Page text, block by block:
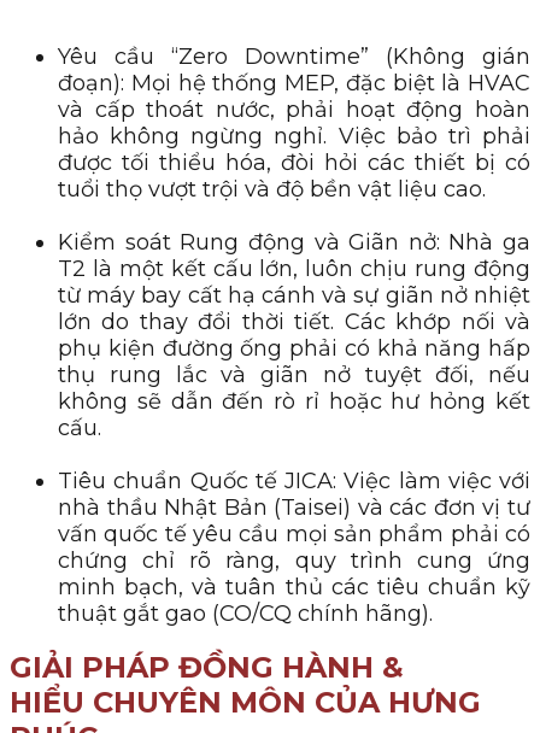
Yêu cầu “Zero Downtime” (Không gián
đoạn): Mọi hệ thống MEP, đặc biệt là HVAC
và cấp thoát nước, phải hoạt động hoàn
hảo không ngừng nghỉ. Việc bảo trì phải
được tối thiểu hóa, đòi hỏi các thiết bị có
tuổi thọ vượt trội và độ bền vật liệu cao.
Kiểm soát Rung động và Giãn nở: Nhà ga
T2 là một kết cấu lớn, luôn chịu rung động
từ máy bay cất hạ cánh và sự giãn nở nhiệt
lớn do thay đổi thời tiết. Các khớp nối và
phụ kiện đường ống phải có khả năng hấp
thụ rung lắc và giãn nở tuyệt đối, nếu
không sẽ dẫn đến rò rỉ hoặc hư hỏng kết
cấu.
Tiêu chuẩn Quốc tế JICA: Việc làm việc với
nhà thầu Nhật Bản (Taisei) và các đơn vị tư
vấn quốc tế yêu cầu mọi sản phẩm phải có
chứng chỉ rõ ràng, quy trình cung ứng
minh bạch, và tuân thủ các tiêu chuẩn kỹ
thuật gắt gao (CO/CQ chính hãng).
GIẢI PHÁP ĐỒNG HÀNH &
HIỂU CHUYÊN MÔN CỦA HƯNG